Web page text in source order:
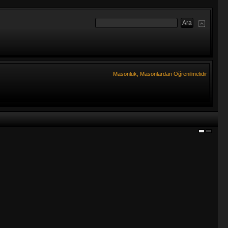
Masonluk, Masonlardan Öğrenilmelidir